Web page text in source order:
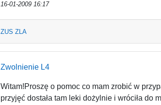
16-01-2009 16:17
ZUS ZLA
Zwolnienie L4
Witam!Proszę o pomoc co mam zrobić w
przyjęć dostała tam leki dożylnie i wróciła do